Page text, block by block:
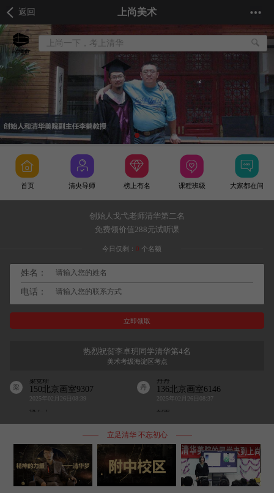
返回 上尚美术
上尚一下，考上清华
首页 清央导师 榜上有名 课程班级 大家都在问
创始人戈弋老师清华第二名
免费领价值288元试听课
今日仅剩： 0 个名额
姓名：
电话：
热烈祝贺李卓玥同学清华第4名
美术考级海淀区考点
156北京画室8555 邹 158北京画室6296
2025年04月01日09:20
梁 150北京画室9307
2025年02月26日08:39
丹 136北京画室6146
2025年02月26日08:37
186北京画室3158
2024年12月07日16:49
156北京画室8555
2025年09月30日20:33
邹 158北京画室6296
2025年04月01日09:20
梁
梁竞研
150北京画室9307
2025年02月26日08:39
丹丹
136北京画室6146
2025年02月26日08:37
梁女士
186北京画室3158
2024年12月07日16:49
立足清华 不忘初心